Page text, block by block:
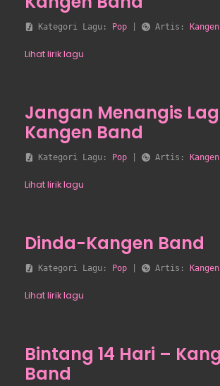
Kategori Lagu: Pop Artis:
Lihat lirik lagu
Jangan Menangis
Kangen Band
Kategori Lagu: Pop Artis:
Lihat lirik lagu
Dinda-Kangen Band
Kategori Lagu: Pop Artis:
Lihat lirik lagu
Bintang 14 Hari –
Band